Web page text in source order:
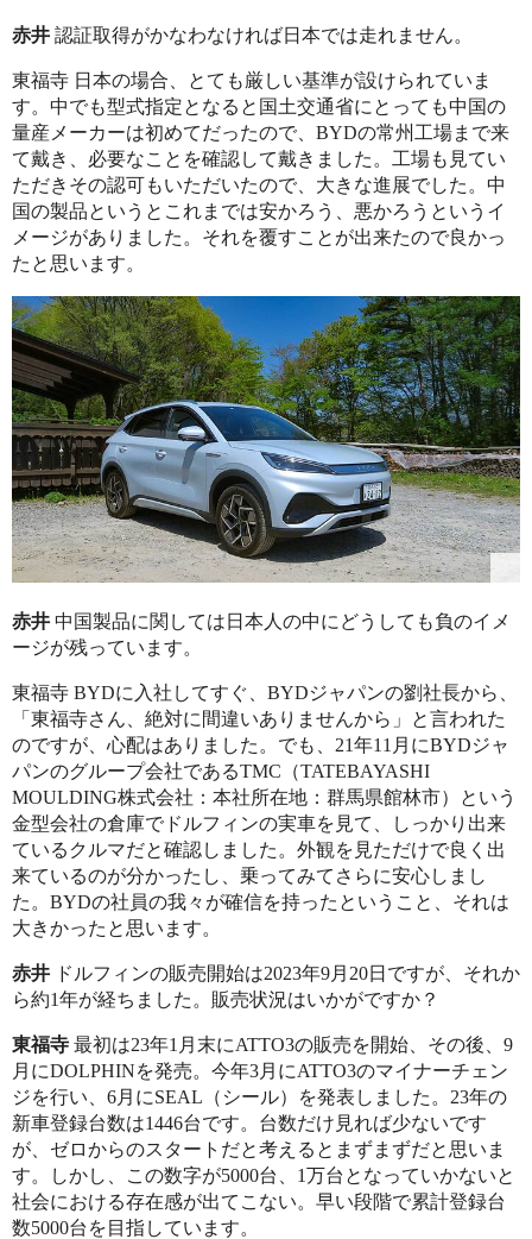
赤井 認証取得がかなわなければ日本では走れません。
東福寺 日本の場合、とても厳しい基準が設けられていま
す。中でも型式指定となると国土交通省にとっても中国の
量産メーカーは初めてだったので、BYDの常州工場まで来
て戴き、必要なことを確認して戴きました。工場も見てい
ただきその認可もいただいたので、大きな進展でした。中
国の製品というとこれまでは安かろう、悪かろうというイ
メージがありました。それを覆すことが出来たので良かっ
たと思います。
赤井 中国製品に関しては日本人の中にどうしても負のイメ
ージが残っています。
東福寺 BYDに入社してすぐ、BYDジャパンの劉社長から、
「東福寺さん、絶対に間違いありませんから」と言われた
のですが、心配はありました。でも、21年11月にBYDジャ
パンのグループ会社であるTMC（TATEBAYASHI
MOULDING株式会社：本社所在地：群馬県館林市）という
金型会社の倉庫でドルフィンの実車を見て、しっかり出来
ているクルマだと確認しました。外観を見ただけで良く出
来ているのが分かったし、乗ってみてさらに安心しまし
た。BYDの社員の我々が確信を持ったということ、それは
大きかったと思います。
赤井 ドルフィンの販売開始は2023年9月20日ですが、それか
ら約1年が経ちました。販売状況はいかがですか？
東福寺 最初は23年1月末にATTO3の販売を開始、その後、9
月にDOLPHINを発売。今年3月にATTO3のマイナーチェン
ジを行い、6月にSEAL（シール）を発表しました。23年の
新車登録台数は1446台です。台数だけ見れば少ないです
が、ゼロからのスタートだと考えるとまずまずだと思いま
す。しかし、この数字が5000台、1万台となっていかないと
社会における存在感が出てこない。早い段階で累計登録台
数5000台を目指しています。